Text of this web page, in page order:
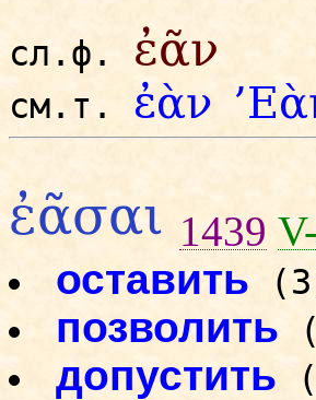
сл.ф. ἐᾶν
см.т. ἐὰν
ἐᾶσαι 1439
оставить
позволить
допустить